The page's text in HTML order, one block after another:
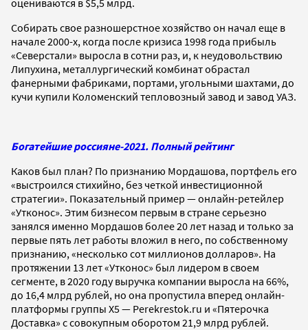
Собирать свое разношерстное хозяйство он начал еще в
начале 2000-х, когда после кризиса 1998 года прибыль
«Северстали» выросла в сотни раз, и, к неудовольствию
Липухина, металлургический комбинат обрастал
фанерными фабриками, портами, угольными шахтами, до
кучи купили Коломенский тепловозный завод и завод УАЗ.
Богатейшие россияне-2021. Полный рейтинг
Каков был план? По признанию Мордашова, портфель его
«выстроился стихийно, без четкой инвестиционной
стратегии». Показательный пример — онлайн-ретейлер
«Утконос». Этим бизнесом первым в стране серьезно
занялся именно Мордашов более 20 лет назад и только за
первые пять лет работы вложил в него, по собственному
признанию, «несколько сот миллионов долларов». На
протяжении 13 лет «Утконос» был лидером в своем
сегменте, в 2020 году выручка компании выросла на 66%,
до 16,4 млрд рублей, но она пропустила вперед онлайн-
платформы группы X5 — Perekrestok.ru и «Пятерочка
Доставка» с совокупным оборотом 21,9 млрд рублей.